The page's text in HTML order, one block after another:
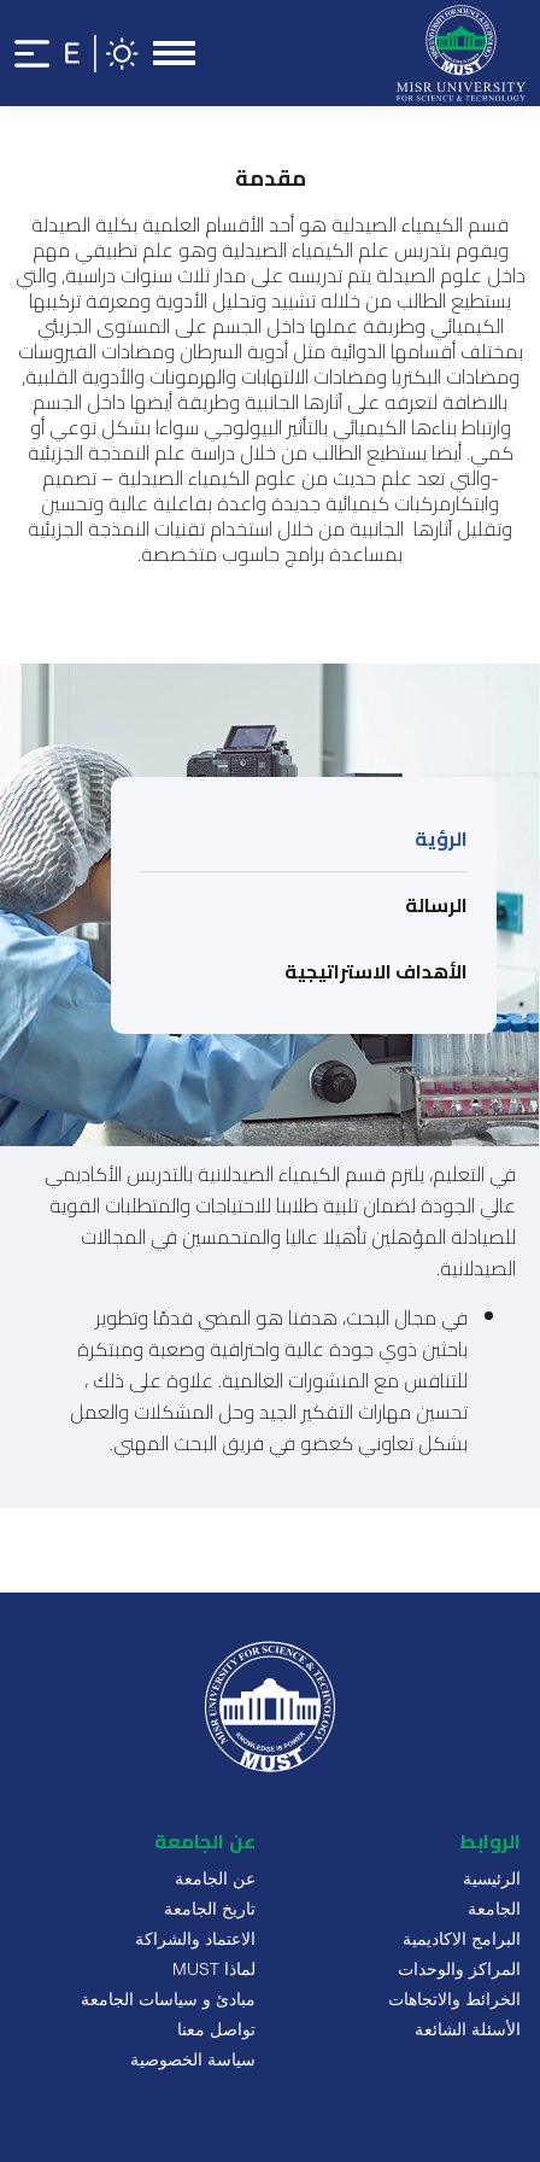
مقدمة
قسم الكيمياء الصيدلية هو أحد الأقسام العلمية بكلية الصيدلة
ويقوم بتدريس علم الكيمياء الصيدلية وهو علم تطبيقي مهم
داخل علوم الصيدلة يتم تدريسه على مدار ثلاث سنوات دراسية, والتي
يستطيع الطالب من خلاله تشييد وتحليل الأدوية ومعرفة تركيبها
الكيميائي وطريقة عملها داخل الجسم على المستوى الجزيئي
بمختلف أقسامها الدوائية مثل أدوية السرطان ومضادات الفيروسات
ومضادات البكتريا ومضادات الالتهابات والهرمونات والأدوية القلبية,
بالاضافة لتعرفه على آثارها الجانبية وطريقة أيضها داخل الجسم
وارتباط بناءها الكيميائي بالتأثير البيولوجي سواءا بشكل نوعي أو
كمي. أيضا يستطيع الطالب من خلال دراسة علم النمذجة الجزيئية
-والتي تعد علم حديث من علوم الكيمياء الصيدلية – تصميم
وابتكارمركبات كيميائية جديدة واعدة بفاعلية عالية وتحسين
وتقليل آثارها الجانبية من خلال استخدام تقنيات النمذجة الجزيئية
بمساعدة برامج حاسوب متخصصة.
الرؤية
الرسالة
الأهداف الاستراتيجية
في التعليم، يلتزم قسم الكيمياء الصيدلانية بالتدريس الأكاديمي
عالي الجودة لضمان تلبية طلابنا للاحتياجات والمتطلبات القوية
للصيادلة المؤهلين تأهيلا عاليا والمتحمسين في المجالات
الصيدلانية.
في مجال البحث، هدفنا هو المضي قدمًا وتطوير
باحثين ذوي جودة عالية واحترافية وصعبة ومبتكرة
للتنافس مع المنشورات العالمية. علاوة على ذلك ،
تحسين مهارات التفكير الجيد وحل المشكلات والعمل
بشكل تعاوني كعضو في فريق البحث المهني.
الروابط
الرئيسية
الجامعة
البرامج الاكاديمية
المراكز والوحدات
الخرائط والاتجاهات
الأسئلة الشائعة
عن الجامعة
عن الجامعة
تاريخ الجامعة
الاعتماد والشراكة
لماذا MUST
مبادئ و سياسات الجامعة
تواصل معنا
سياسة الخصوصية